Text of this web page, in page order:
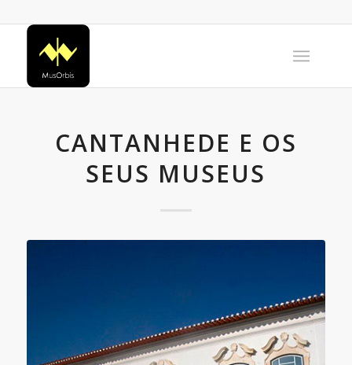
CANTANHEDE E OS
SEUS MUSEUS